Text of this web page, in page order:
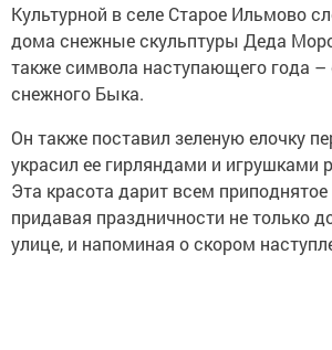
Культурной в селе Старое Ильмово
дома снежные скульптуры Деда
также символа наступающего года –
снежного Быка.
Он также поставил зеленую елочку
украсил ее гирляндами и игрушками
Эта красота дарит всем приподнятое
придавая праздничности не только
улице, и напоминая о скором